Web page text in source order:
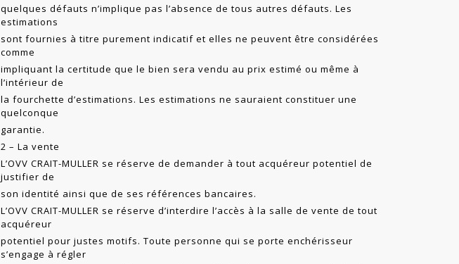
quelques défauts n’implique pas l’absence de tous autres défauts. Les
estimations
sont fournies à titre purement indicatif et elles ne peuvent être considérées
comme
impliquant la certitude que le bien sera vendu au prix estimé ou même à
l’intérieur de
la fourchette d’estimations. Les estimations ne sauraient constituer une
quelconque
garantie.
2 – La vente
L’OVV CRAIT-MULLER se réserve de demander à tout acquéreur potentiel de
justifier de
son identité ainsi que de ses références bancaires.
L’OVV CRAIT-MULLER se réserve d’interdire l’accès à la salle de vente de tout
acquéreur
potentiel pour justes motifs. Toute personne qui se porte enchérisseur
s’engage à régler